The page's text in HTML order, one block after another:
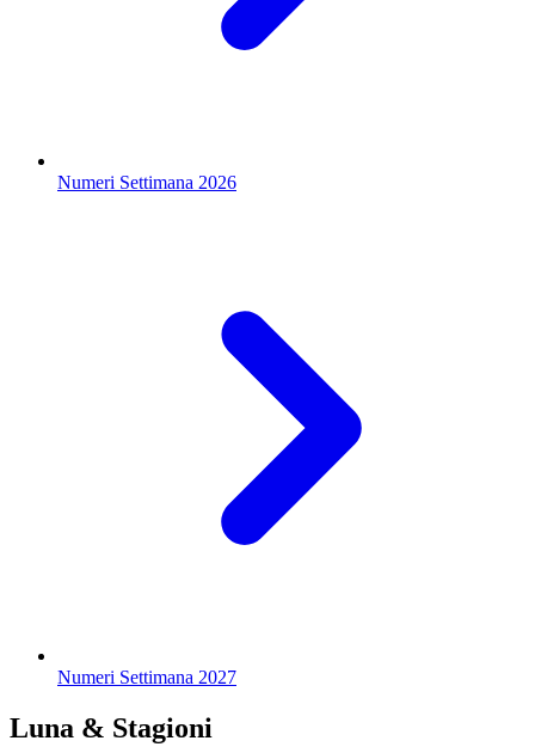
Numeri Settimana 2026
Numeri Settimana 2027
Luna & Stagioni